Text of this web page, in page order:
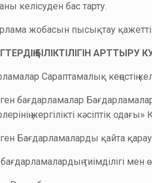
келісуден бас тарту.
жобасын пысықтау
БІЛІКТІЛІГІН
Сараптамалық кеңестің
бағдарламалар
жергілікті кәсіптік
Бағдарламаларды қайта
бағдарламалардың тиімділігі